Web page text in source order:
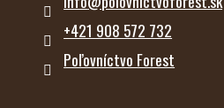
+421 908 572 732
Poľovníctvo Forest